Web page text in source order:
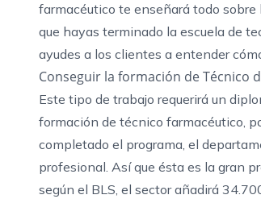
farmacéutico te enseñará todo
que hayas terminado la escuela de
ayudes a los clientes a entender
Conseguir la formación de Técnico
Este tipo de trabajo requerirá un
formación de técnico farmacéutico,
completado el programa, el
profesional. Así que ésta es la gran
según el BLS, el sector añadirá